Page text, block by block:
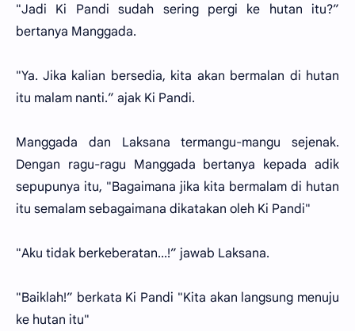
"Jadi Ki Pandi sudah sering pergi ke hutan itu?”
bertanya Manggada.
"Ya. Jika kalian bersedia, kita akan bermalan di hutan
itu malam nanti.” ajak Ki Pandi.
Manggada dan Laksana termangu-mangu sejenak.
Dengan ragu-ragu Manggada bertanya kepada adik
sepupunya itu, "Bagaimana jika kita bermalam di hutan
itu semalam sebagaimana dikatakan oleh Ki Pandi"
"Aku tidak berkeberatan...!” jawab Laksana.
"Baiklah!” berkata Ki Pandi "Kita akan langsung menuju
ke hutan itu"